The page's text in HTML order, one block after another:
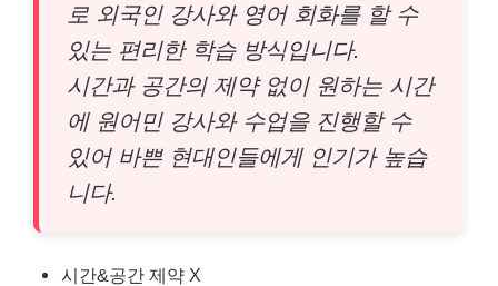
로 외국인 강사와 영어 회화를 할 수
있는 편리한 학습 방식입니다.
시간과 공간의 제약 없이 원하는 시간
에 원어민 강사와 수업을 진행할 수
있어 바쁜 현대인들에게 인기가 높습
니다.
시간&공간 제약 X